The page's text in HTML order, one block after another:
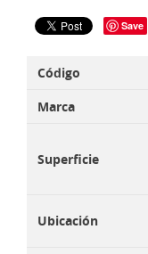
Save
Código
Marca
Superficie
Ubicación